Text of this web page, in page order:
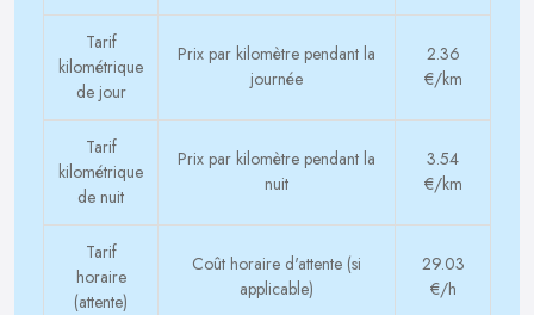
Tarif
kilométrique
de jour
Prix par kilomètre pendant la
journée
2.36
€/km
Tarif
kilométrique
de nuit
Prix par kilomètre pendant la
nuit
3.54
€/km
Tarif
horaire
(attente)
Coût horaire d'attente (si
applicable)
29.03
€/h